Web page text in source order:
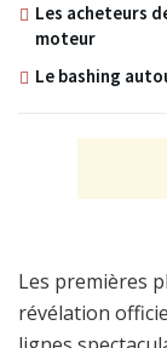
Les acheteurs
moteur
Le bashing
Les premières
révélation